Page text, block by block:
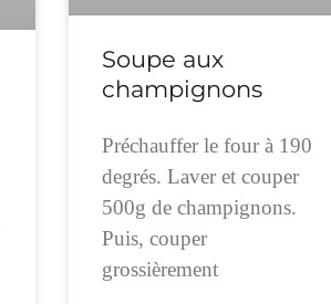
Soupe aux
champignons
Préchauffer le four à 190
degrés. Laver et couper
500g de champignons.
Puis, couper
grossièrement